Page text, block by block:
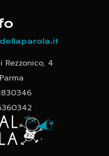
4